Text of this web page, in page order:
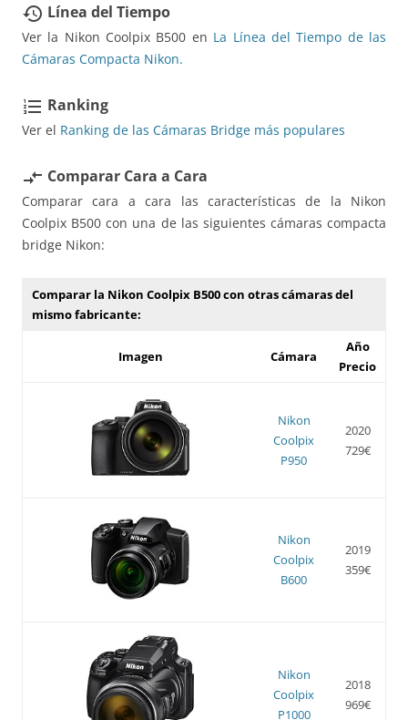
restore Línea del Tiempo
Ver la Nikon Coolpix B500 en La Línea del Tiempo de las
Cámaras Compacta Nikon.
format_list_numbered Ranking
Ver el Ranking de las Cámaras Bridge más populares
compare_arrows Comparar Cara a Cara
Comparar cara a cara las características de la Nikon
Coolpix B500 con una de las siguientes cámaras compacta
bridge Nikon:
Comparar la Nikon Coolpix B500 con otras cámaras del
mismo fabricante:
Imagen Cámara
Año
Precio
Nikon
Coolpix
P950
2020
729€
Nikon
Coolpix
B600
2019
359€
Nikon
Coolpix
P1000
2018
969€